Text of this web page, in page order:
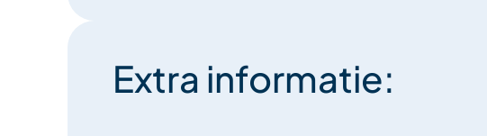
Extra informatie: